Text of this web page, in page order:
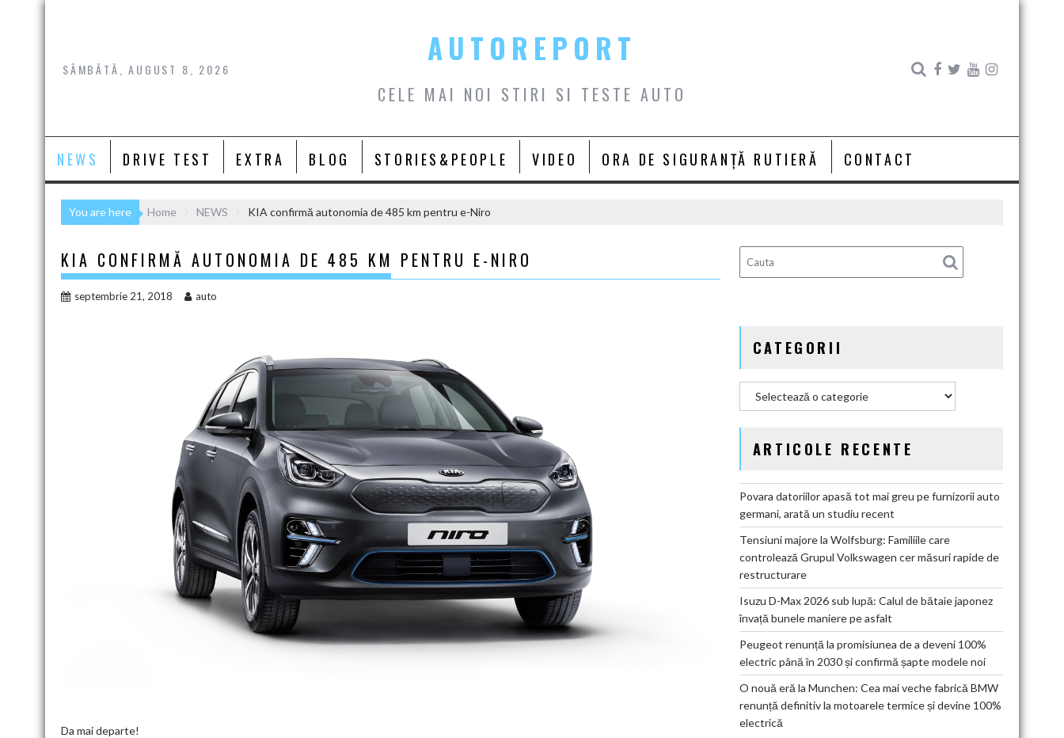
Skip
SÂMBĂTĂ, AUGUST 8, 2026
AUTOREPORT
CELE MAI NOI STIRI SI TESTE AUTO
NEWS DRIVE TEST EXTRA BLOG STORIES&PEOPLE VIDEO ORA DE SIGURANȚĂ RUTIERĂ CONTACT
You are here Home NEWS KIA confirmă autonomia de 485 km pentru e-Niro
KIA CONFIRMĂ AUTONOMIA DE 485 KM PENTRU E-NIRO
septembrie 21, 2018 auto
Da mai departe!
CATEGORII
ARTICOLE RECENTE
Povara datoriilor apasă tot mai greu pe furnizorii auto
germani, arată un studiu recent
Tensiuni majore la Wolfsburg: Familiile care
controlează Grupul Volkswagen cer măsuri rapide de
restructurare
Isuzu D-Max 2026 sub lupă: Calul de bătaie japonez
învață bunele maniere pe asfalt
Peugeot renunță la promisiunea de a deveni 100%
electric până în 2030 și confirmă șapte modele noi
O nouă eră la Munchen: Cea mai veche fabrică BMW
renunță definitiv la motoarele termice și devine 100%
electrică